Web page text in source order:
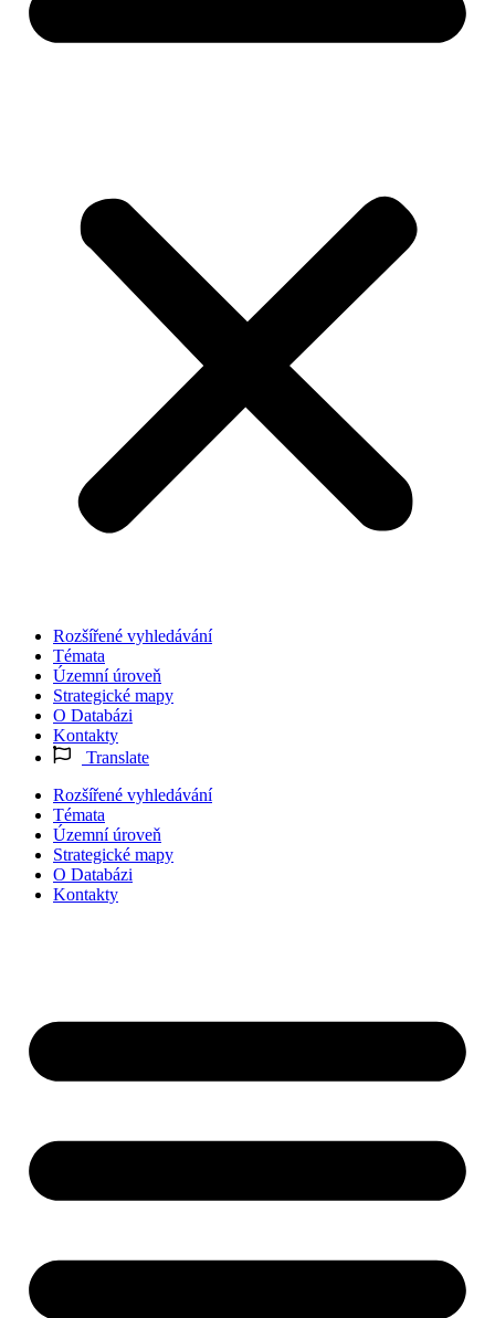
Rozšířené vyhledávání
Témata
Územní úroveň
Strategické mapy
O Databázi
Kontakty
Translate
Rozšířené vyhledávání
Témata
Územní úroveň
Strategické mapy
O Databázi
Kontakty